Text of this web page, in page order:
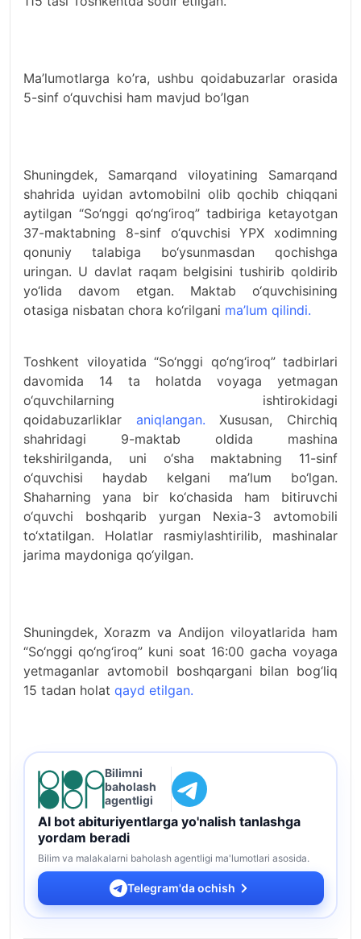
Ma’lumotlarga ko’ra, ushbu qoidabuzarlar orasida
5-sinf o‘quvchisi ham mavjud bo’lgan
Shuningdek, Samarqand viloyatining Samarqand
shahrida uyidan avtomobilni olib qochib chiqqani
aytilgan “So‘nggi qo‘ng‘iroq” tadbiriga ketayotgan
37-maktabning 8-sinf o‘quvchisi YPX xodimning
qonuniy talabiga bo‘ysunmasdan qochishga
uringan. U davlat raqam belgisini tushirib qoldirib
yo‘lida davom etgan. Maktab o‘quvchisining
otasiga nisbatan chora ko‘rilgani ma’lum qilindi.
Toshkent viloyatida “So‘nggi qo‘ng‘iroq” tadbirlari
davomida 14 ta holatda voyaga yetmagan
o‘quvchilarning ishtirokidagi
qoidabuzarliklar aniqlangan.
Xususan, Chirchiq
shahridagi 9-maktab oldida mashina
tekshirilganda, uni o‘sha maktabning 11-sinf
o‘quvchisi haydab kelgani ma’lum bo‘lgan.
Shaharning yana bir ko‘chasida ham bitiruvchi
o‘quvchi boshqarib yurgan Nexia-3 avtomobili
to‘xtatilgan. Holatlar rasmiylashtirilib, mashinalar
jarima maydoniga qo‘yilgan.
Shuningdek, Xorazm va Andijon viloyatlarida ham
“So‘nggi qo‘ng‘iroq” kuni soat 16:00 gacha voyaga
yetmaganlar avtomobil boshqargani bilan bog‘liq
15 tadan holat qayd etilgan.
Bilimni
baholash
agentligi
AI bot abituriyentlarga yo'nalish tanlashga
yordam beradi
Bilim va malakalarni baholash agentligi ma'lumotlari asosida.
Telegram'da ochish